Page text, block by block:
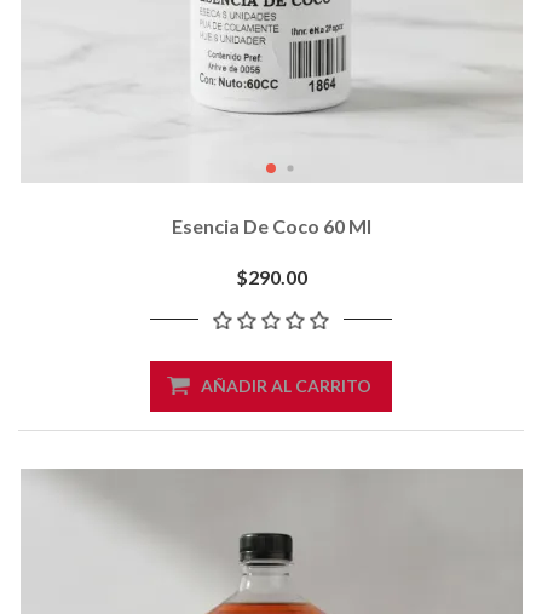
Esencia De Coco 60 Ml
$290.00
AÑADIR AL CARRITO